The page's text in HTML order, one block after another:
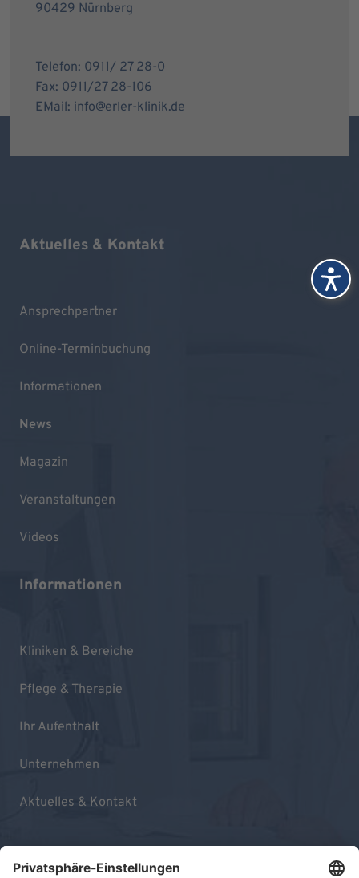
90429 Nürnberg
Telefon: 0911/ 27 28-0
Fax: 0911/27 28-106
EMail: info@erler-klinik.de
Aktuelles & Kontakt
Ansprechpartner
Online-Terminbuchung
Informationen
News
Magazin
Veranstaltungen
Videos
Informationen
Kliniken & Bereiche
Pflege & Therapie
Ihr Aufenthalt
Unternehmen
Aktuelles & Kontakt